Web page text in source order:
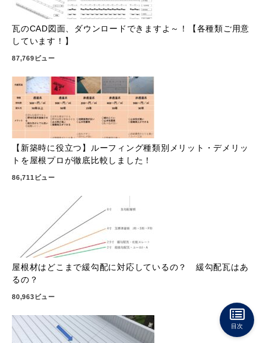
瓦のCAD図面、ダウンロードできますよ～！【各種類ご用意
しています！】
87,769ビュー
【新築時に役立つ】ルーフィング種類別メリット・デメリッ
トを屋根プロが徹底比較しました！
86,711ビュー
屋根材はどこまで緩勾配に対応しているの？ 緩勾配瓦はあ
るの？
80,963ビュー
目次